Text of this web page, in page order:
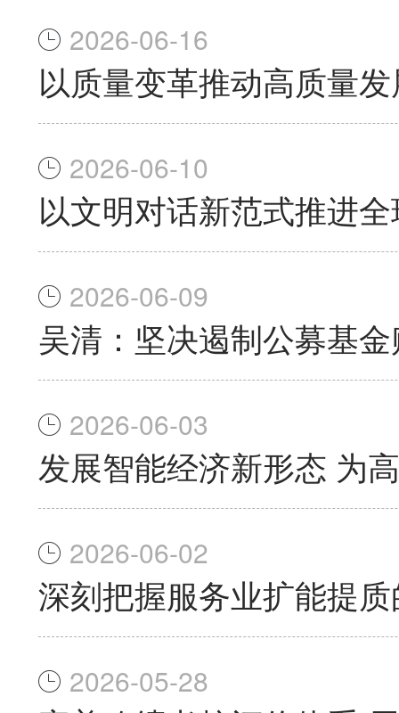
2026-06-16
以质量变革推动高质量
2026-06-10
以文明对话新范式推进
2026-06-09
吴清：坚决遏制公募基
2026-06-03
发展智能经济新形态 为
2026-06-02
深刻把握服务业扩能提
2026-05-28